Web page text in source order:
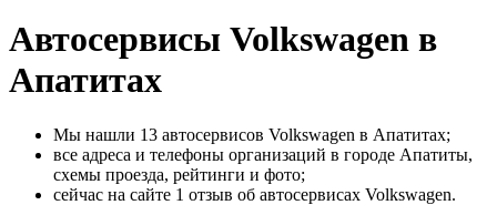
Автосервисы Volkswagen в
Апатитах
Мы нашли 13 автосервисов Volkswagen в Апатитах;
все адреса и телефоны организаций в городе Апатиты,
схемы проезда, рейтинги и фото;
сейчас на сайте 1 отзыв об автосервисах Volkswagen.